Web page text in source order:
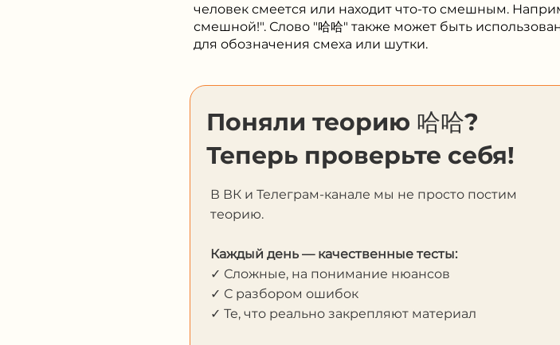
человек смеется или находит что-то смешным.
смешной!". Слово "哈哈" также может быть
для обозначения смеха или шутки.
Поняли теорию 哈哈?
Теперь проверьте себя!
В ВК и Телеграм-канале мы не просто постим
теорию.
Каждый день — качественные тесты:
✓ Сложные, на понимание нюансов
✓ С разбором ошибок
✓ Те, что реально закрепляют материал